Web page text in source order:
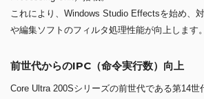
これにより、Windows Studio Effectsを始め、
や編集ソフトのフィルタ処理性能が向上します。
前世代からのIPC（命令実行数）向上
Core Ultra 200Sシリーズの前世代である第14世